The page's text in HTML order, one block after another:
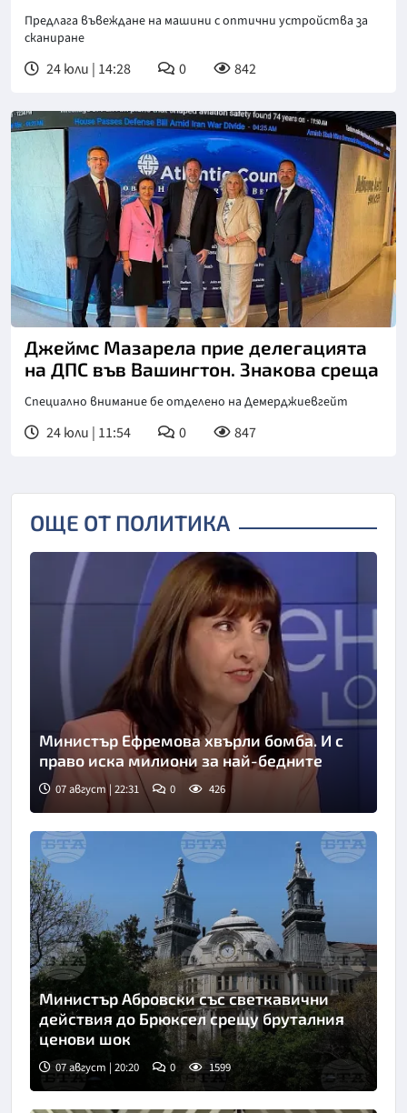
Предлага въвеждане на машини с оптични устройства за
сканиране
24 юли | 14:28 0 842
Джеймс Мазарела прие делегацията
на ДПС във Вашингтон. Знакова среща
Специално внимание бе отделено на Демерджиевгейт
24 юли | 11:54 0 847
ОЩЕ ОТ ПОЛИТИКА
Министър Ефремова хвърли бомба. И с
право иска милиони за най-бедните
07 август | 22:31 0 426
Министър Абровски със светкавични
действия до Брюксел срещу бруталния
ценови шок
07 август | 20:20 0 1599